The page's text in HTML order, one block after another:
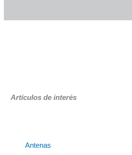
Artículos de interés
Antenas